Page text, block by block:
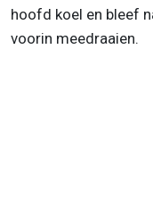
hoofd koel en bleef
voorin meedraaien.